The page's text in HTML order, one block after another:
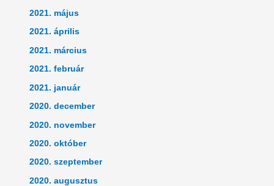
2021. május
2021. április
2021. március
2021. február
2021. január
2020. december
2020. november
2020. október
2020. szeptember
2020. augusztus